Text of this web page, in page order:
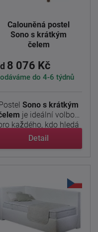
Čalouněná postel
Sono s krátkým
čelem
8 076 Kč
do 4-6 týdnů
Sono s krátkým
je ideální volbou
každého, kdo hledá
...
Detail